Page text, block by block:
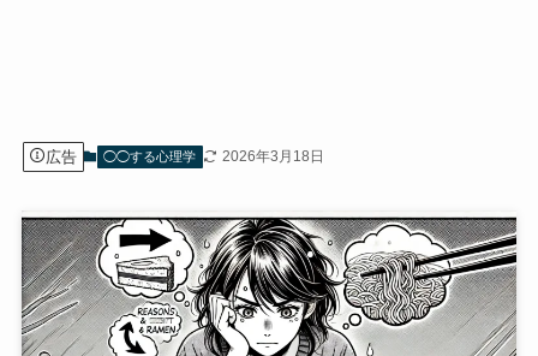
広告 ◯◯する心理学 2026年3月18日